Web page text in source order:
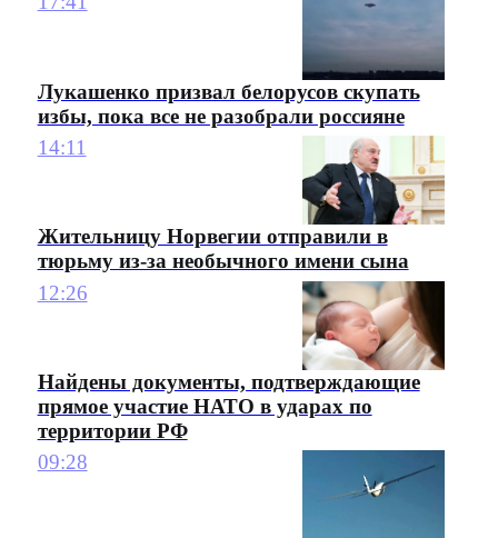
Лукашенко призвал белорусов скупать
избы, пока все не разобрали россияне
14:11
Жительницу Норвегии отправили в
тюрьму из-за необычного имени сына
12:26
Найдены документы, подтверждающие
прямое участие НАТО в ударах по
территории РФ
09:28